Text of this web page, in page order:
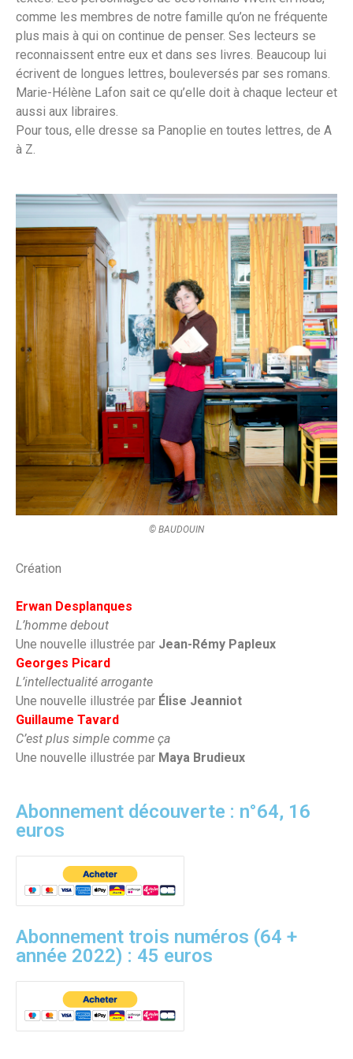
comme les membres de notre famille qu’on ne fréquente
plus mais à qui on continue de penser. Ses lecteurs se
reconnaissent entre eux et dans ses livres. Beaucoup lui
écrivent de longues lettres, bouleversés par ses romans.
Marie-Hélène Lafon sait ce qu’elle doit à chaque lecteur et
aussi aux libraires.
Pour tous, elle dresse sa Panoplie en toutes lettres, de A
à Z.
© BAUDOUIN
Création
Erwan Desplanques
L’homme debout
Une nouvelle illustrée par Jean-Rémy Papleux
Georges Picard
L’intellectualité arrogante
Une nouvelle illustrée par Élise Jeanniot
Guillaume Tavard
C’est plus simple comme ça
Une nouvelle illustrée par Maya Brudieux
Abonnement découverte : n°64, 16
euros
Abonnement trois numéros (64 +
année 2022) : 45 euros